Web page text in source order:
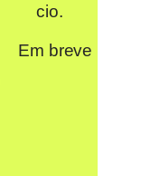
cio.
Em breve